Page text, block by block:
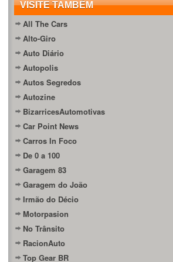
VISITE TAMBÉM
All The Cars
Alto-Giro
Auto Diário
Autopolis
Autos Segredos
Autozine
BizarricesAutomotivas
Car Point News
Carros In Foco
De 0 a 100
Garagem 83
Garagem do João
Irmão do Décio
Motorpasion
No Trânsito
RacionAuto
Top Gear BR